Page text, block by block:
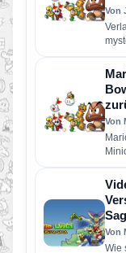
Von
Von
Von
Wie